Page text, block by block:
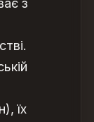
з
їх